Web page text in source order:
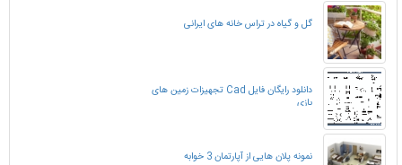
گل و گیاه در تراس خانه های ایرانی
دانلود رایگان فایل Cad تجهیزات زمین های
بازی
نمونه پلان هایی از آپارتمان 3 خوابه